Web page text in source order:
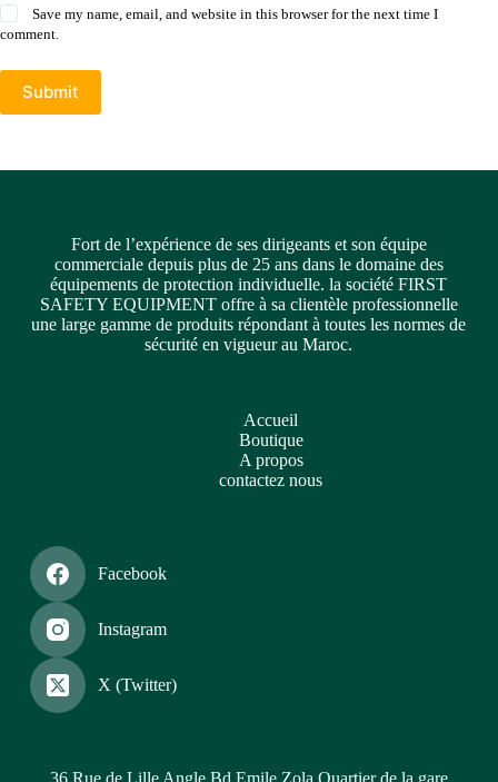
Save my name, email, and website in this browser for the next time I
comment.
Submit
Fort de l’expérience de ses dirigeants et son équipe
commerciale depuis plus de 25 ans dans le domaine des
équipements de protection individuelle. la société FIRST
SAFETY EQUIPMENT offre à sa clientèle professionnelle
une large gamme de produits répondant à toutes les normes de
sécurité en vigueur au Maroc.
Accueil
Boutique
A propos
contactez nous
Facebook
Instagram
X (Twitter)
36 Rue de Lille Angle Bd.Emile Zola Quartier de la gare